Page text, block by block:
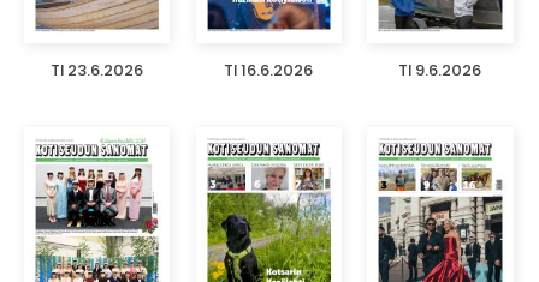
TI 23.6.2026 TI 16.6.2026 TI 9.6.2026